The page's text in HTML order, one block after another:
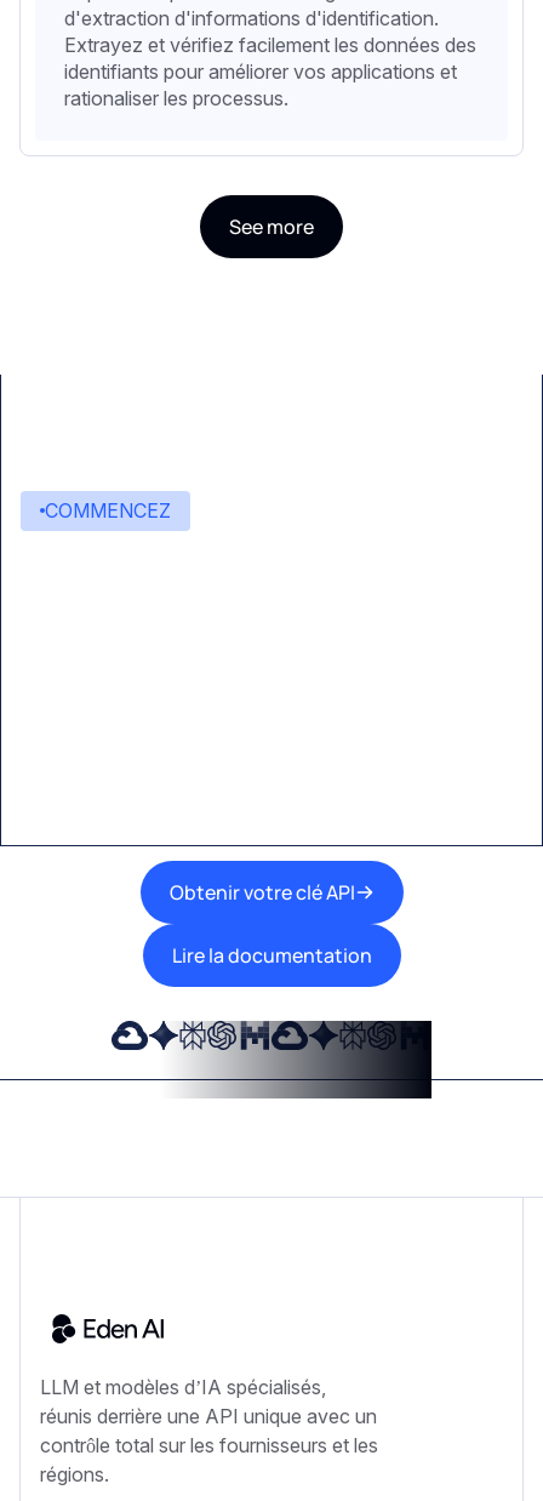
d'extraction d'informations d'identification.
Extrayez et vérifiez facilement les données des
identifiants pour améliorer vos applications et
rationaliser les processus.
See more
COMMENCEZ
Obtenir votre clé API
Lire la documentation
LLM et modèles d’IA spécialisés,
réunis derrière une API unique avec un
contrôle total sur les fournisseurs et les
régions.